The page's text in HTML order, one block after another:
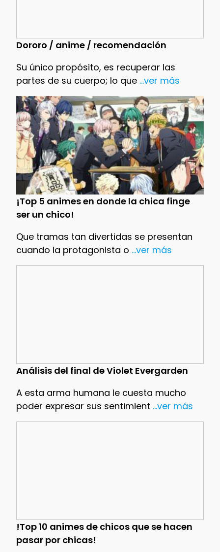
Dororo / anime / recomendación
Su único propósito, es recuperar las
partes de su cuerpo; lo que...ver más
¡Top 5 animes en donde la chica finge
ser un chico!
Que tramas tan divertidas se presentan
cuando la protagonista o ...ver más
Análisis del final de Violet Evergarden
A esta arma humana le cuesta mucho
poder expresar sus sentimient ...ver más
!Top 10 animes de chicos que se hacen
pasar por chicas!